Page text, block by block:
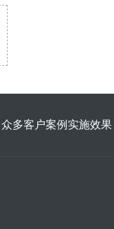
众多客户案例实施效果